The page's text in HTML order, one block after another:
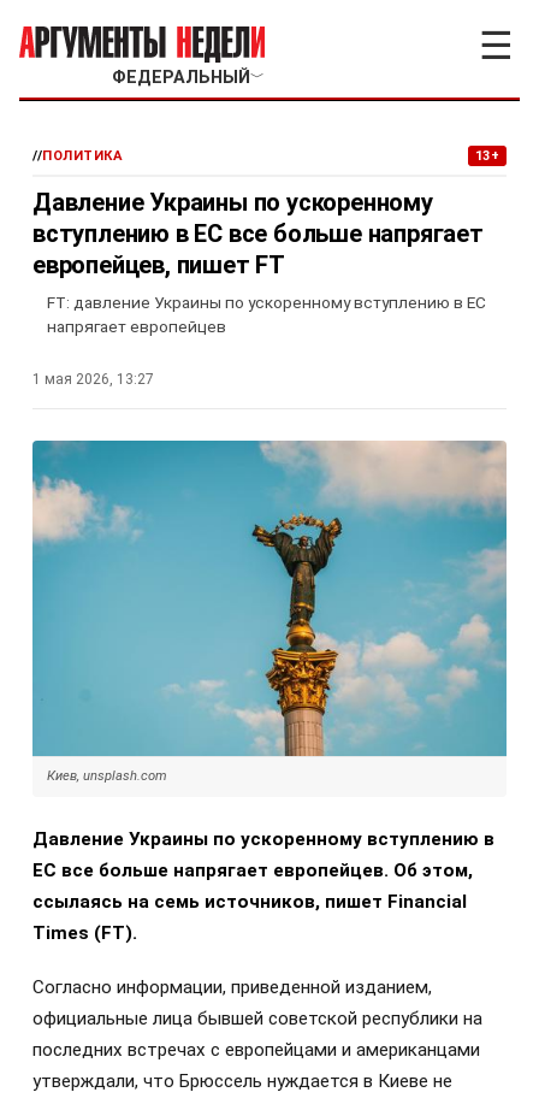
ФЕДЕРАЛЬНЫЙ ﹀
☰
//ПОЛИТИКА 13+
Давление Украины по ускоренному
вступлению в ЕС все больше напрягает
европейцев, пишет FT
FT: давление Украины по ускоренному вступлению в ЕС
напрягает европейцев
1 мая 2026, 13:27
Киев, unsplash.com
Давление Украины по ускоренному вступлению в
ЕС все больше напрягает европейцев. Об этом,
ссылаясь на семь источников, пишет Financial
Times (FT).
Согласно информации, приведенной изданием,
официальные лица бывшей советской республики на
последних встречах с европейцами и американцами
утверждали, что Брюссель нуждается в Киеве не